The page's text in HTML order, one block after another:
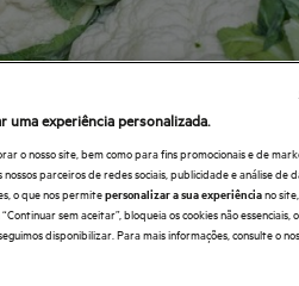
experiência personalizada.
o nosso site, bem como para fins promocionais e de
parceiros de redes sociais, publicidade e análise de
o que nos permitepersonalizar a sua experiênciano
sem aceitar”, bloqueia os cookies não essenciais,
disponibilizar. Para mais informações, consulte o